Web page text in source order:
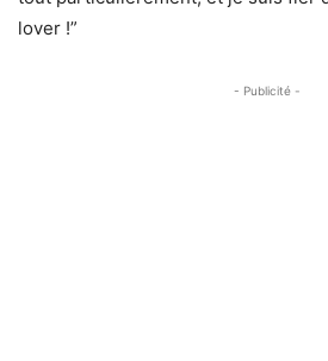
lover !”
- Publicité -